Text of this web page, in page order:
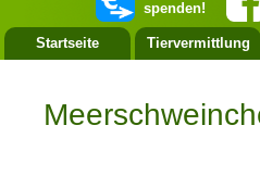
spenden!
Startseite Tiervermittlung